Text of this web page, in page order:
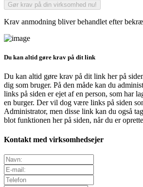
Krav anmodning bliver behandlet efter
Du kan altid gøre krav på dit link
Du kan altid gøre krav på dit link her på
dig som bruger. På den måde kan du
links på siden er ejet af en person, som har
en burger. Der vil dog være links på siden
Administrator, men disse link kan du også
blot funktionen her på siden, når du er
Kontakt med virksomhedsejer